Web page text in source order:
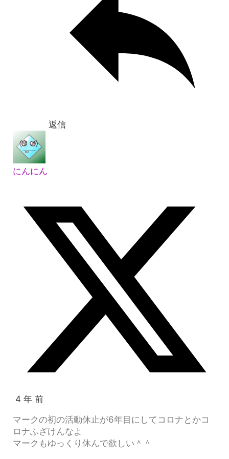
返信
にんにん
4 年 前
マークの初の活動休止が6年目にしてコロナとかコ
ロナふざけんなよ
マークもゆっくり休んで欲しい＾＾